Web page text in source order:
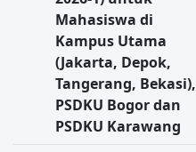
Mahasiswa di
Kampus Utama
(Jakarta, Depok,
Tangerang, Bekasi),
PSDKU Bogor dan
PSDKU Karawang